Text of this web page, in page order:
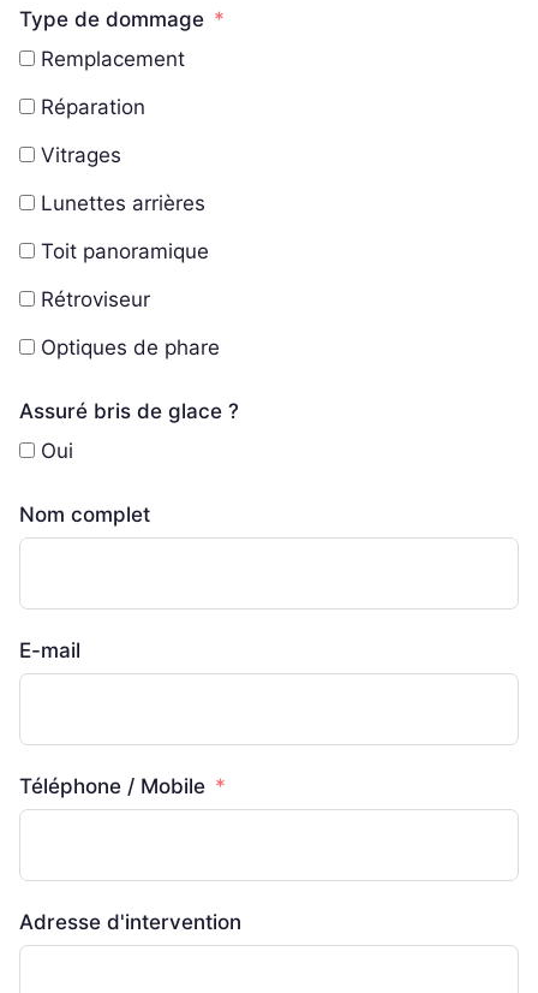
Type de dommage
Remplacement
Réparation
Vitrages
Lunettes arrières
Toit panoramique
Rétroviseur
Optiques de phare
Assuré bris de glace ?
Oui
Nom complet
E-mail
Téléphone / Mobile
Adresse d'intervention